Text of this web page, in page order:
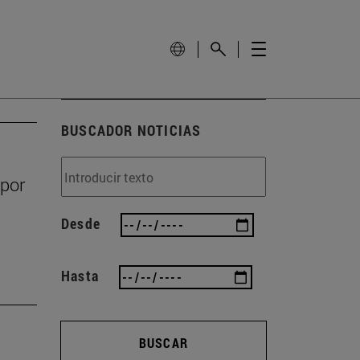
BUSCADOR NOTICIAS
Desde
Hasta
BUSCAR